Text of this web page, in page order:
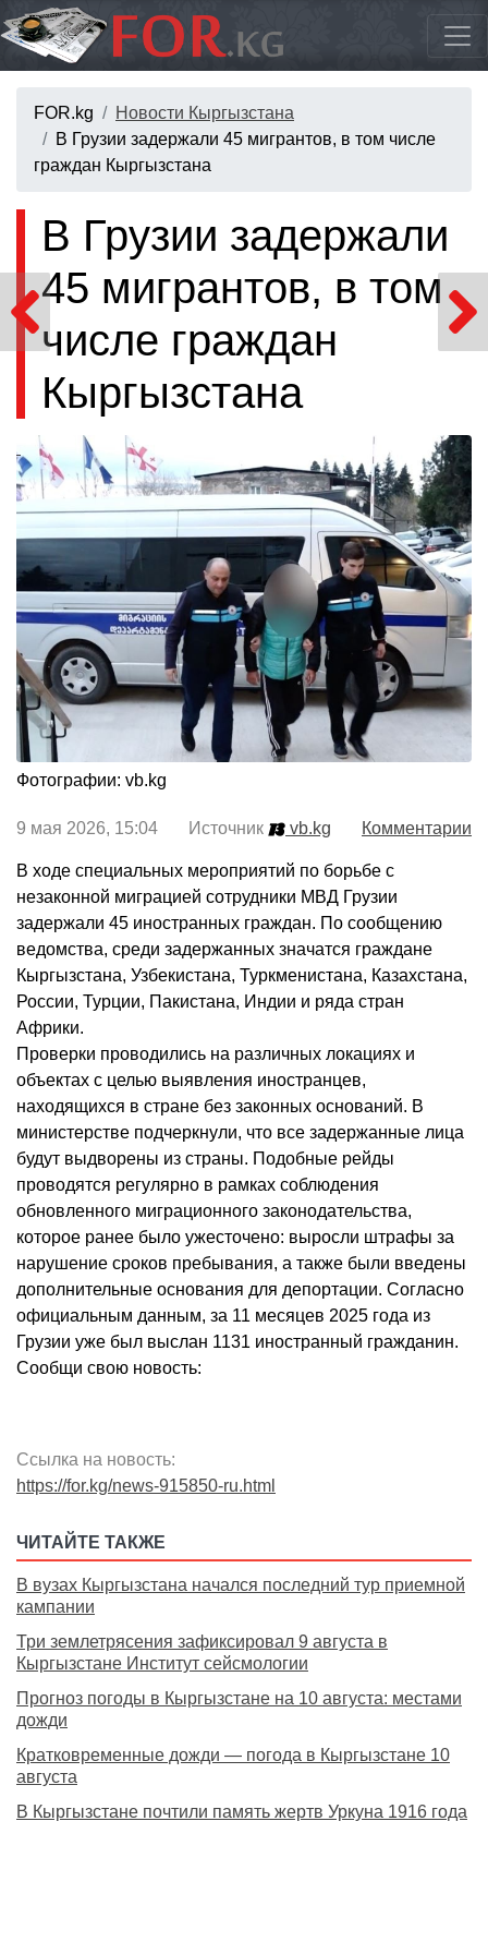
FOR.kg
Новости Кыргызстана
В Грузии задержали 45 мигрантов, в том числе
граждан Кыргызстана
В Грузии задержали
45 мигрантов, в том
числе граждан
Кыргызстана
Фотографии: vb.kg
9 мая 2026, 15:04 Источник vb.kg Комментарии
В ходе специальных мероприятий по борьбе с
незаконной миграцией сотрудники МВД Грузии
задержали 45 иностранных граждан. По сообщению
ведомства, среди задержанных значатся граждане
Кыргызстана, Узбекистана, Туркменистана, Казахстана,
России, Турции, Пакистана, Индии и ряда стран
Африки.
Проверки проводились на различных локациях и
объектах с целью выявления иностранцев,
находящихся в стране без законных оснований. В
министерстве подчеркнули, что все задержанные лица
будут выдворены из страны. Подобные рейды
проводятся регулярно в рамках соблюдения
обновленного миграционного законодательства,
которое ранее было ужесточено: выросли штрафы за
нарушение сроков пребывания, а также были введены
дополнительные основания для депортации. Согласно
официальным данным, за 11 месяцев 2025 года из
Грузии уже был выслан 1131 иностранный гражданин.
Сообщи свою новость:
Ссылка на новость:
https://for.kg/news-915850-ru.html
ЧИТАЙТЕ ТАКЖЕ
В вузах Кыргызстана начался последний тур приемной
кампании
Три землетрясения зафиксировал 9 августа в
Кыргызстане Институт сейсмологии
Прогноз погоды в Кыргызстане на 10 августа: местами
дожди
Кратковременные дожди — погода в Кыргызстане 10
августа
В Кыргызстане почтили память жертв Уркуна 1916 года